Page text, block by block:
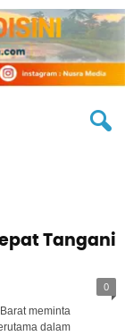
Tangani
0
meminta
dalam